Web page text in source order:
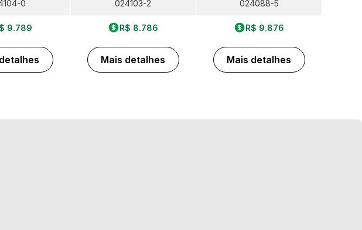
0
9.789
024103-2
R$ 8.786
Mais detalhes
024088-5
R$ 9.876
Mais detalhes